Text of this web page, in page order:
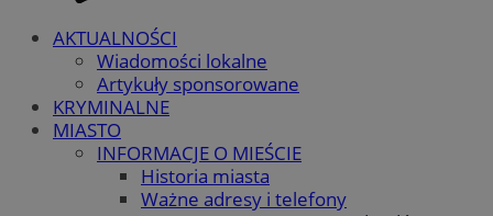
AKTUALNOŚCI
Wiadomości lokalne
Artykuły sponsorowane
KRYMINALNE
MIASTO
INFORMACJE O MIEŚCIE
Historia miasta
Ważne adresy i telefony